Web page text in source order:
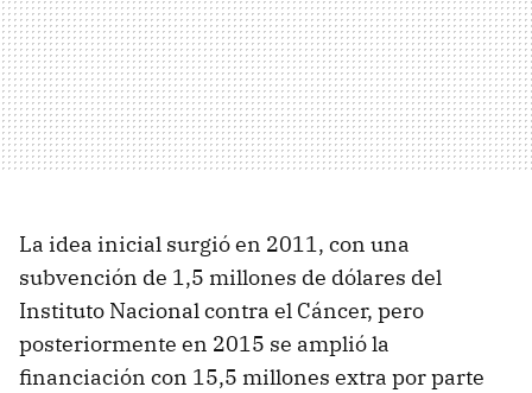
La idea inicial surgió en 2011, con una
subvención de 1,5 millones de dólares del
Instituto Nacional contra el Cáncer, pero
posteriormente en 2015 se amplió la
financiación con 15,5 millones extra por parte